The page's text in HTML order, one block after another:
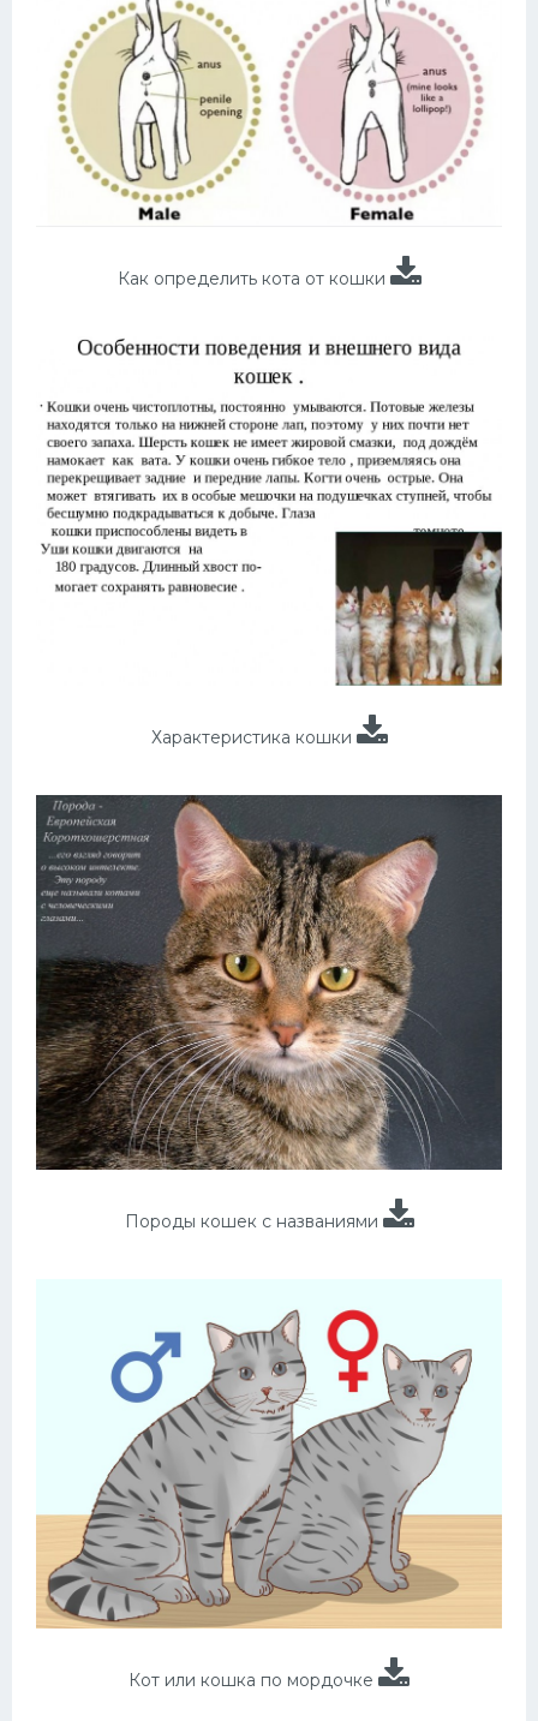
Как определить кота от кошки
Характеристика кошки
Породы кошек с названиями
Кот или кошка по мордочке